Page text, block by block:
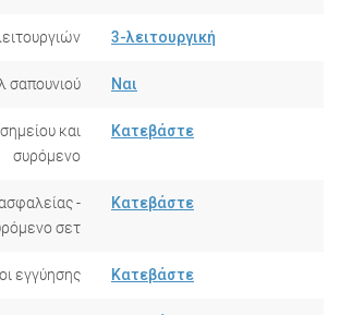
3-λειτουργική
σαπουνιού Ναι
και
συρόμενο
Κατεβάστε
-
σετ
Κατεβάστε
εγγύησης Κατεβάστε